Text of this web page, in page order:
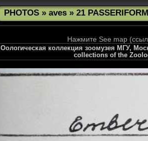
PHOTOS » aves » 21
Нажмите See map
Оологическая коллекция зоомузея МГУ,
collections of the